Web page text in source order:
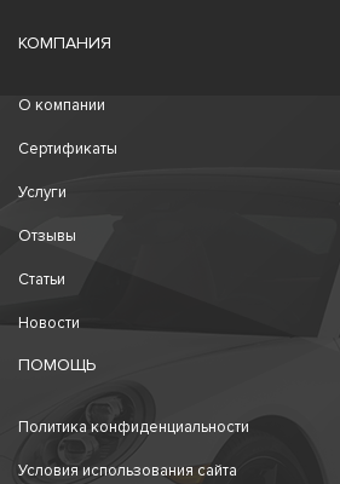
КОМПАНИЯ
О компании
Сертификаты
Услуги
Отзывы
Статьи
Новости
ПОМОЩЬ
Политика конфиденциальности
Условия использования сайта